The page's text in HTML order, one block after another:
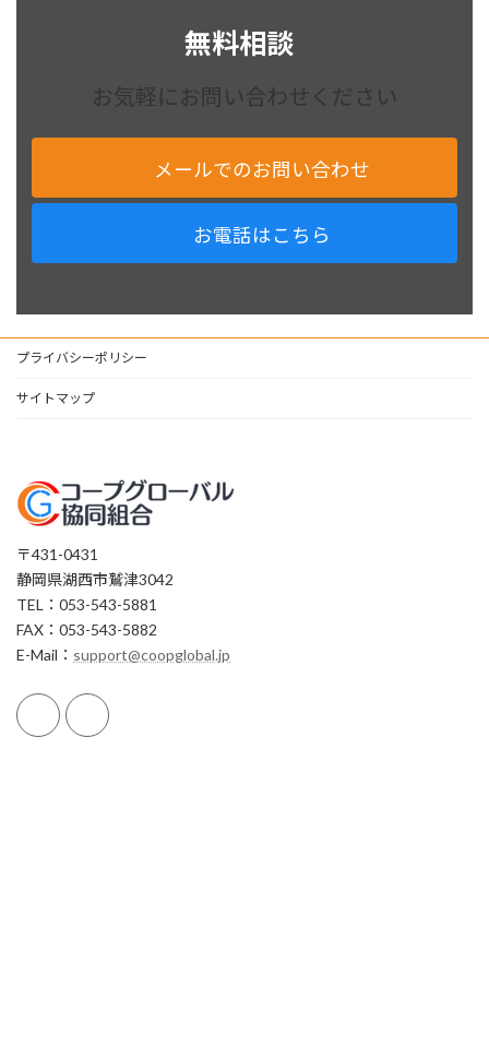
無料相談
お気軽にお問い合わせください
メールでのお問い合わせ
お電話はこちら
プライバシーポリシー
サイトマップ
〒431-0431
静岡県湖西市鷲津3042
TEL：053-543-5881
FAX：053-543-5882
E-Mail： support@coopglobal.jp